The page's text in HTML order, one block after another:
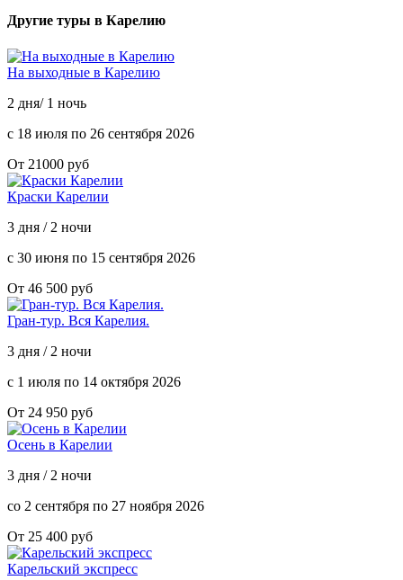
Другие туры в Карелию
На выходные в Карелию
2 дня/ 1 ночь
с 18 июля по 26 сентября 2026
От 21000 руб
Краски Карелии
3 дня / 2 ночи
с 30 июня по 15 сентября 2026
От 46 500 руб
Гран-тур. Вся Карелия.
3 дня / 2 ночи
с 1 июля по 14 октября 2026
От 24 950 руб
Осень в Карелии
3 дня / 2 ночи
со 2 сентября по 27 ноября 2026
От 25 400 руб
Карельский экспресс